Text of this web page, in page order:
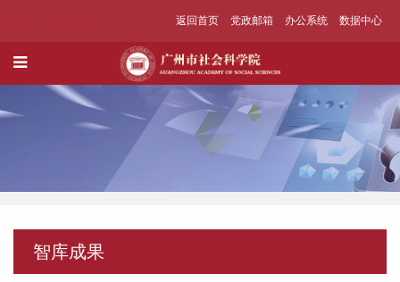
返回首页 党政邮箱 办公系统 数据中心
智库成果